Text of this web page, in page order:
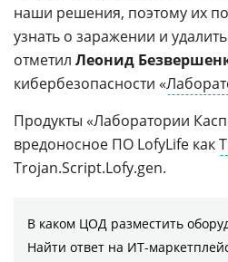
наши решения, поэтому их
узнать о заражении и
отметил Леонид
кибербезопасности «
Продукты «Лаборатории
вредоносное ПО LofyLife как
Trojan.Script.Lofy.gen.
В каком ЦОД разместить
Найти ответ на ИТ-